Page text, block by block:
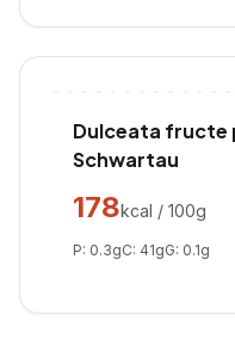
Dulceata fructe
Schwartau
178kcal / 100g
P: 0.3gC: 41gG: 0.1g